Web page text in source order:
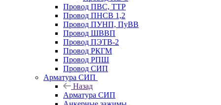
Провод ПВС, ТТР
Провод ПНСВ 1,2
Провод ПУНП, ПуВВ
Провод ШВВП
Провод ПЭТВ-2
Провод РКГМ
Провод РПШ
Провод СИП
Арматура СИП
Назад
Арматура СИП